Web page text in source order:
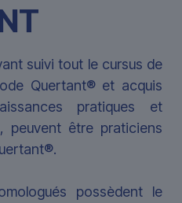
suivi tout le cursus de
Quertant® et acquis
pratiques et
peuvent être praticiens
possèdent le